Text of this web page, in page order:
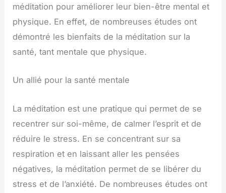
méditation pour améliorer leur bien-être mental et
physique. En effet, de nombreuses études ont
démontré les bienfaits de la méditation sur la
santé, tant mentale que physique.
Un allié pour la santé mentale
La méditation est une pratique qui permet de se
recentrer sur soi-même, de calmer l’esprit et de
réduire le stress. En se concentrant sur sa
respiration et en laissant aller les pensées
négatives, la méditation permet de se libérer du
stress et de l’anxiété. De nombreuses études ont